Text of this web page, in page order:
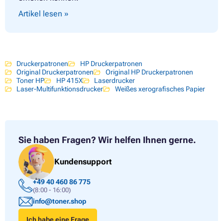
Artikel lesen »
Druckerpatronen
HP Druckerpatronen
Original Druckerpatronen
Original HP Druckerpatronen
Toner HP
HP 415X
Laserdrucker
Laser-Multifunktionsdrucker
Weißes xerografisches Papier
Sie haben Fragen? Wir helfen Ihnen gerne.
Kundensupport
+49 40 460 86 775
(8:00 - 16:00)
info@toner.shop